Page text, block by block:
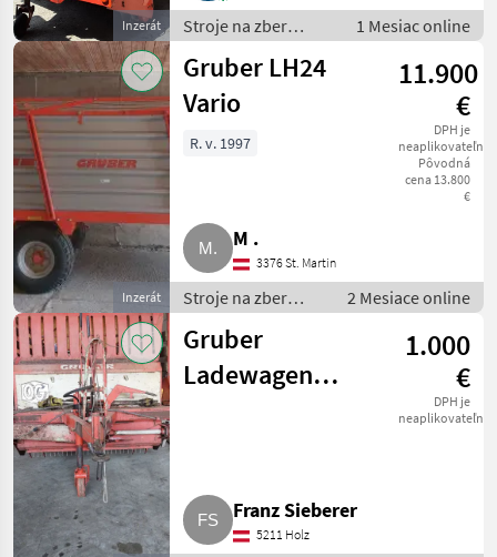
Inzerát
Stroje na zber
objemových krmív /
Zberaci prívesný voz
1 Mesiac online
Inzerát
Gruber LH24
Vario
11.900
€
DPH je
neaplikovateľné
Pôvodná
cena 13.800
€
R. v. 1997
M .
3376 St. Martin
Stroje na zber
objemových krmív
/ Zberaci prívesný
voz
2 Mesiace online
Gruber
Ladewagen
1.000
€
DPH je
neaplikovateľné
Franz Sieberer
5211 Holz